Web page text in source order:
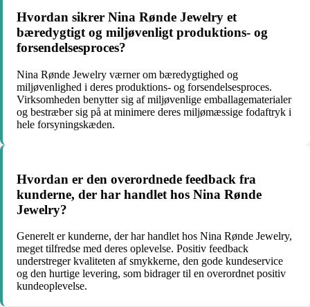
Hvordan sikrer Nina Rønde Jewelry et
bæredygtigt og miljøvenligt produktions- og
forsendelsesproces?
Nina Rønde Jewelry værner om bæredygtighed og
miljøvenlighed i deres produktions- og forsendelsesproces.
Virksomheden benytter sig af miljøvenlige emballagematerialer
og bestræber sig på at minimere deres miljømæssige fodaftryk i
hele forsyningskæden.
Hvordan er den overordnede feedback fra
kunderne, der har handlet hos Nina Rønde
Jewelry?
Generelt er kunderne, der har handlet hos Nina Rønde Jewelry,
meget tilfredse med deres oplevelse. Positiv feedback
understreger kvaliteten af smykkerne, den gode kundeservice
og den hurtige levering, som bidrager til en overordnet positiv
kundeoplevelse.